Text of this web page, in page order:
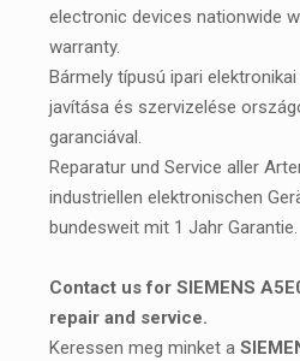
electronic devices nationwide
warranty.
Bármely típusú ipari
javítása és szervizelése
garanciával.
Reparatur und Service aller
industriellen elektronischen
bundesweit mit 1 Jahr Garantie.
Contact us for SIEMENS
repair and service.
Keressen meg minket a